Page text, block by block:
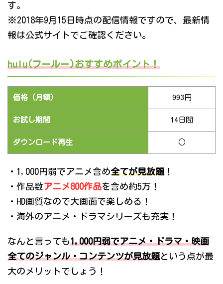
す。
※2018年9月15日時点の配信情報ですので、最新情
報は公式サイトでご確認ください。
hulu(フールー)おすすめポイント！
価格（月額） 993円
お試し期間 14日間
ダウンロード再生 ○
・1,000円弱でアニメ含め全てが見放題 ！
・作品数アニメ800作品を含め約5万！
・HD画質なので大画面で楽しめる！
・海外のアニメ・ドラマシリーズも充実！
なんと言っても1,000円弱でアニメ・ドラマ・映画
全てのジャンル・コンテンツが見放題という点が最
大のメリットでしょう！